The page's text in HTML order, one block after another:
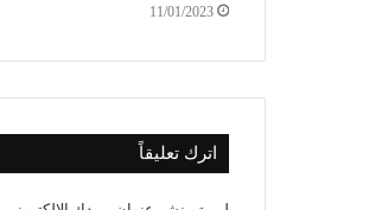
11/01/2023
اترك تعليقاً